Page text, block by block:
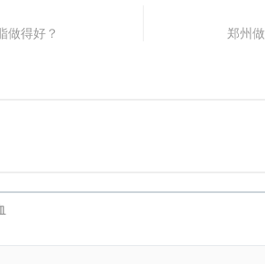
做得好？
郑州